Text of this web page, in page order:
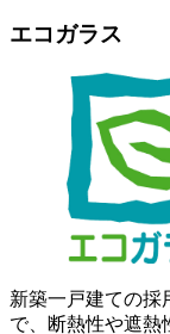
エコガラス
新築一戸建ての採
で、断熱性や遮熱